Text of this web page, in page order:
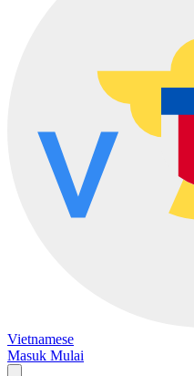
Vietnamese
Masuk Mulai